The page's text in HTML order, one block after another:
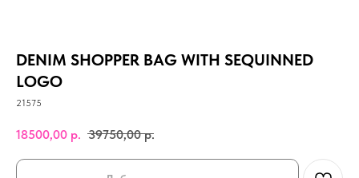
DENIM SHOPPER BAG WITH SEQUINNED
LOGO
21575
18500,00 р. 39750,00 р.